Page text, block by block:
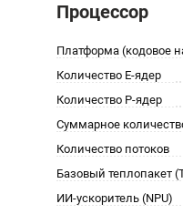
Процессор
Платформа (кодовое
Количество E-ядер
Количество P-ядер
Суммарное
Количество потоков
Базовый теплопакет
ИИ-ускоритель (NPU)